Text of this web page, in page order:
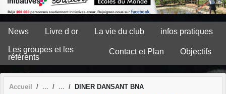
News Livre d or La vie du club infos pratiques
Les groupes et les
référents
Contact et Plan Objectifs
Accueil DINER DANSANT BNA